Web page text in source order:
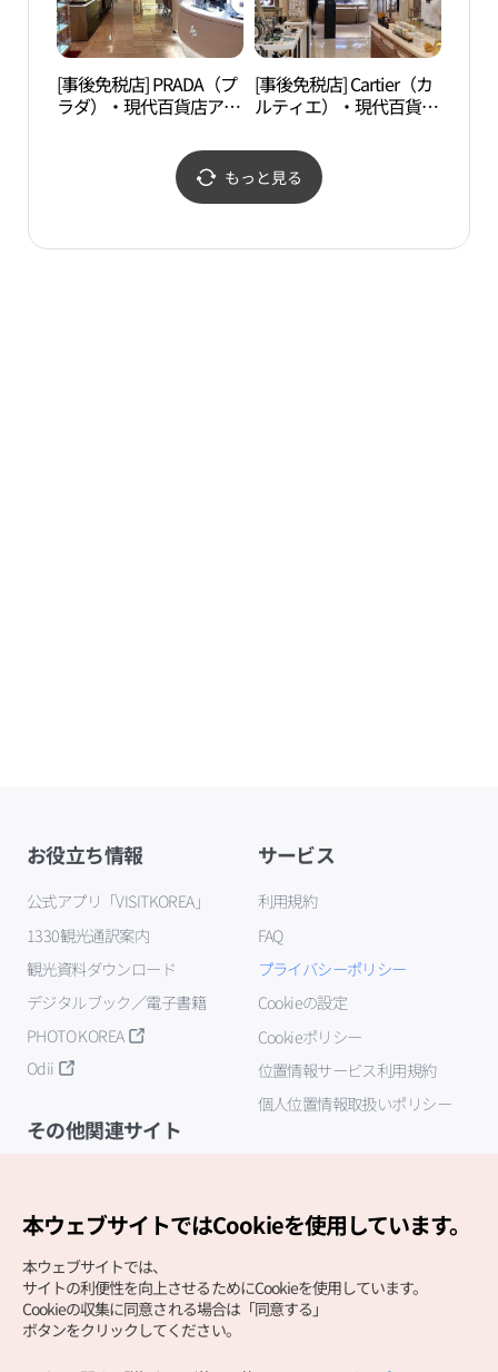
[事後免税店] PRADA（プ
ラダ）・現代百貨店アプ
(프라다 현대백화점 압구
[事後免税店] Cartier（カ
ルティエ）・現代百貨店
本店(까르띠에 현대백화
점 압구정본점)
もっと見る
お役立ち情報
公式アプリ「VISITKOREA」
1330観光通訳案内
観光資料ダウンロード
デジタルブック／電子書籍
PHOTO KOREA
Odii
サービス
利用規約
FAQ
プライバシーポリシー
Cookieの設定
Cookieポリシー
位置情報サービス利用規約
個人位置情報取扱いポリシー
その他関連サイト
本ウェブサイトではCookieを使用しています。
本ウェブサイトでは、
サイトの利便性を向上させるためにCookieを使用しています。
Cookieの収集に同意される場合は「同意する」
ボタンをクリックしてください。